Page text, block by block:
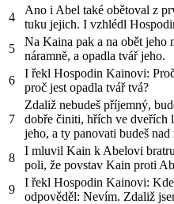
4
Ano i Abel také obětoval z
tuku jejich. I vzhlédl
5
Na Kaina pak a na obět jeho
náramně, a opadla tvář jeho.
6
I řekl Hospodin Kainovi:
proč jest opadla tvář tvá?
7
Zdaliž nebudeš příjemný,
dobře činiti, hřích ve dveřích
jeho, a ty panovati budeš nad
8
I mluvil Kain k Abelovi
poli, že povstav Kain proti
9
I řekl Hospodin Kainovi:
odpověděl: Nevím. Zdaliž